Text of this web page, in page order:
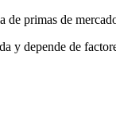
primas de
y depende de